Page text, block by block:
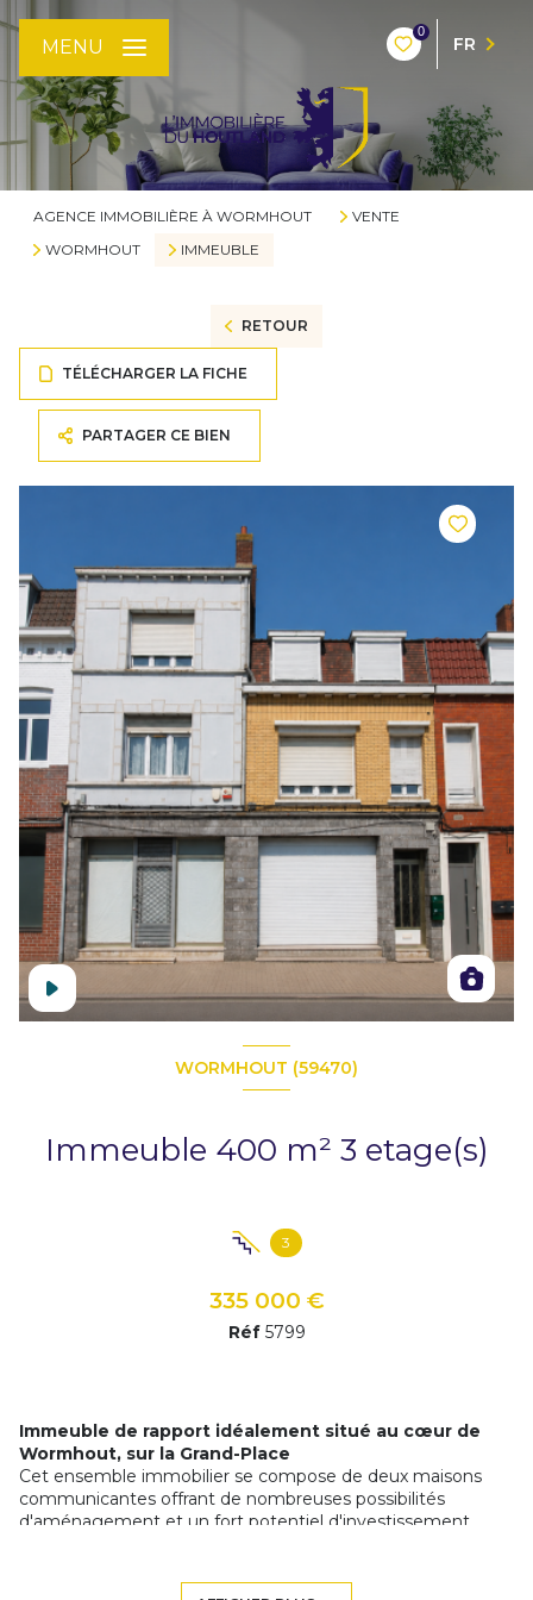
0
FR
MENU
AGENCE IMMOBILIÈRE À WORMHOUT
VENTE
WORMHOUT
IMMEUBLE
RETOUR
TÉLÉCHARGER LA FICHE
PARTAGER CE BIEN
WORMHOUT (59470)
Immeuble 400 m² 3 etage(s)
3
335 000 €
Réf 5799
Immeuble de rapport idéalement situé au cœur de
Wormhout, sur la Grand-Place
Cet ensemble immobilier se compose de deux maisons
communicantes offrant de nombreuses possibilités
d'aménagement et un fort potentiel d'investissement.
Le bien comprend une cellule commerciale de